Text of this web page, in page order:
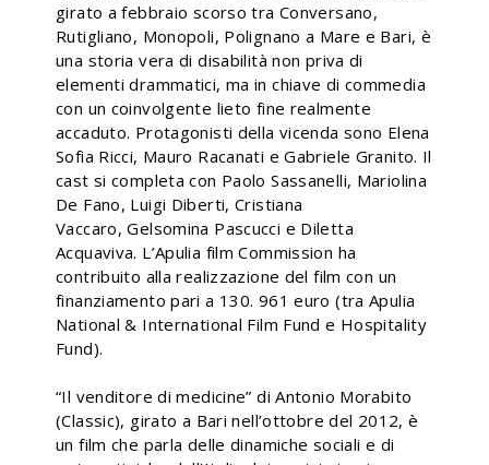
girato a febbraio scorso tra Conversano,
Rutigliano, Monopoli, Polignano a Mare e Bari, è
una storia vera di disabilità non priva di
elementi drammatici, ma in chiave di commedia
con un coinvolgente lieto fine realmente
accaduto. Protagonisti della vicenda sono Elena
Sofia Ricci, Mauro Racanati e Gabriele Granito. Il
cast si completa con Paolo Sassanelli, Mariolina
De Fano, Luigi Diberti, Cristiana
Vaccaro, Gelsomina Pascucci e Diletta
Acquaviva. L’Apulia film Commission ha
contribuito alla realizzazione del film con un
finanziamento pari a 130. 961 euro (tra Apulia
National & International Film Fund e Hospitality
Fund).
“Il venditore di medicine” di Antonio Morabito
(Classic), girato a Bari nell’ottobre del 2012, è
un film che parla delle dinamiche sociali e di